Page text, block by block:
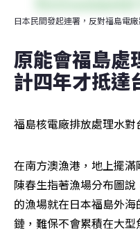
日本民間發起連署，反對福島電
原能會福島處
計四年才抵達
福島核電廠排放處理水
在南方澳漁港，地上擺
陳春生指著漁場分布圖
的漁場就在日本福島外
鏈，難保不會累積在大型